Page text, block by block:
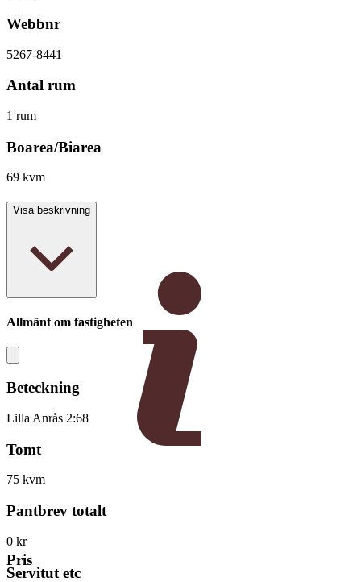
Webbnr
5267-8441
Antal rum
1 rum
Boarea/Biarea
69 kvm
Pris
Visa beskrivning
Allmänt om fastigheten
Beteckning
Lilla Anrås 2:68
Tomt
75 kvm
Pantbrev totalt
0 kr
Servitut etc